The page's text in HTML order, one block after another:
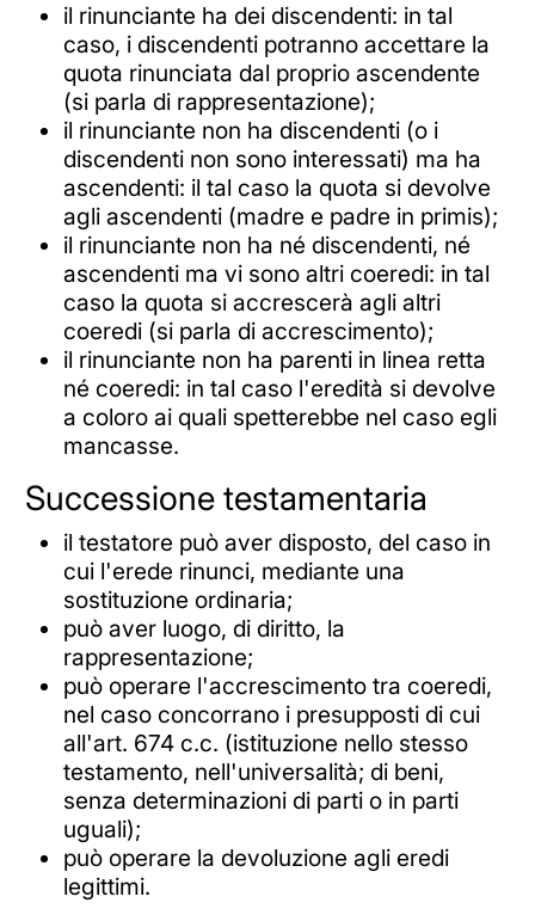
il rinunciante ha dei discendenti: in tal
caso, i discendenti potranno accettare la
quota rinunciata dal proprio ascendente
(si parla di rappresentazione);
il rinunciante non ha discendenti (o i
discendenti non sono interessati) ma ha
ascendenti: il tal caso la quota si devolve
agli ascendenti (madre e padre in primis);
il rinunciante non ha né discendenti, né
ascendenti ma vi sono altri coeredi: in tal
caso la quota si accrescerà agli altri
coeredi (si parla di accrescimento);
il rinunciante non ha parenti in linea retta
né coeredi: in tal caso l'eredità si devolve
a coloro ai quali spetterebbe nel caso egli
mancasse.
Successione testamentaria
il testatore può aver disposto, del caso in
cui l'erede rinunci, mediante una
sostituzione ordinaria;
può aver luogo, di diritto, la
rappresentazione;
può operare l'accrescimento tra coeredi,
nel caso concorrano i presupposti di cui
all'art. 674 c.c. (istituzione nello stesso
testamento, nell'universalità; di beni,
senza determinazioni di parti o in parti
uguali);
può operare la devoluzione agli eredi
legittimi.